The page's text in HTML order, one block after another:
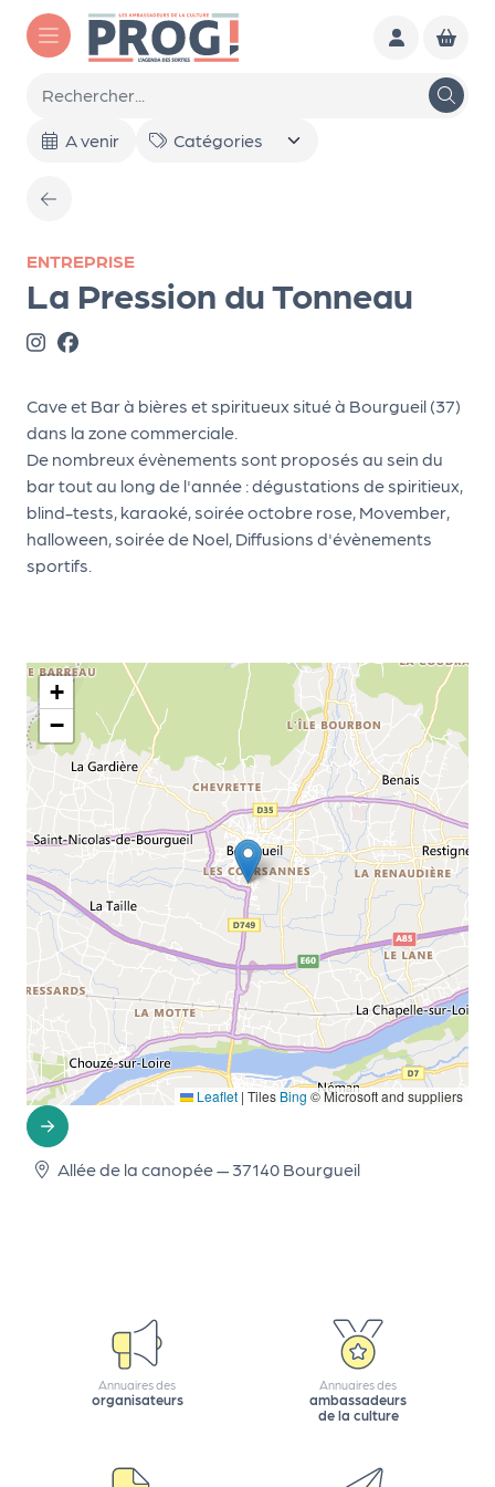
Aller au contenu principal
A venir
ENTREPRISE
La Pression du Tonneau
Cave et Bar à bières et spiritueux situé à Bourgueil (37)
dans la zone commerciale.
De nombreux évènements sont proposés au sein du
bar tout au long de l'année : dégustations de spiritieux,
blind-tests, karaoké, soirée octobre rose, Movember,
halloween, soirée de Noel, Diffusions d'évènements
sportifs.
+
−
Leaflet | TilesBing © Microsoft and suppliers
Allée de la canopée — 37140 Bourgueil
Annuaires des
organisateurs
Annuaires des
ambassadeurs
de la culture
ut
nd
a
Le
sél
ec
tio
ns
PR
PR
O
G!
Le
g
Sui
vr
e
le
PR
O
G!
os